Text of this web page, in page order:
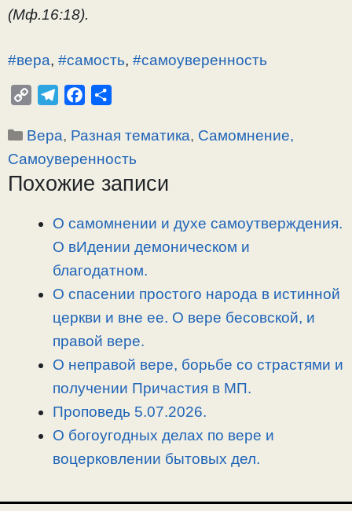
(Мф.16:18).
#вера, #самость, #самоуверенность
p
y
L
l
e
g
a
c
e
b
п
р
а
Рубрики
Вера, Разная тематика, Самомнение,
Самоуверенность
Похожие записи
О самомнении и духе самоутверждения.
О вИдении демоническом и
благодатном.
О спасении простого народа в истинной
церкви и вне ее. О вере бесовской, и
правой вере.
О неправой вере, борьбе со страстями и
получении Причастия в МП.
Проповедь 5.07.2026.
О богоугодных делах по вере и
воцерковлении бытовых дел.